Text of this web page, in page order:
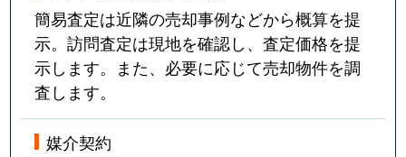
簡易査定は近隣の売却事例などから概算を提
示。訪問査定は現地を確認し、査定価格を提
示します。また、必要に応じて売却物件を調
査します。
媒介契約